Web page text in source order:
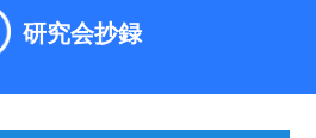
研究会抄録